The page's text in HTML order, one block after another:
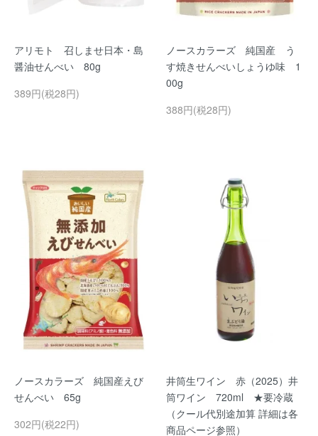
アリモト 召しませ日本・島
醤油せんべい 80g
389円(税28円)
ノースカラーズ 純国産 う
す焼きせんべいしょうゆ味 1
00g
388円(税28円)
ノースカラーズ 純国産えび
せんべい 65g
302円(税22円)
井筒生ワイン 赤（2025）井
筒ワイン 720ml ★要冷蔵
（クール代別途加算 詳細は各
商品ページ参照）